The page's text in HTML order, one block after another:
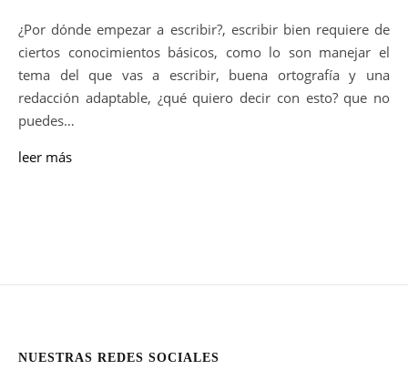
¿Por dónde empezar a escribir?, escribir bien requiere de
ciertos conocimientos básicos, como lo son manejar el
tema del que vas a escribir, buena ortografía y una
redacción adaptable, ¿qué quiero decir con esto? que no
puedes…
leer más
NUESTRAS REDES SOCIALES